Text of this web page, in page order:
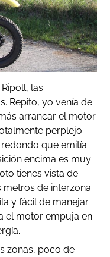
las
Repito, yo venía de
arrancar el motor
perplejo
que emitía.
encima es muy
tienes vista de
de interzona
y fácil de manejar
el motor empuja en
zonas, poco de